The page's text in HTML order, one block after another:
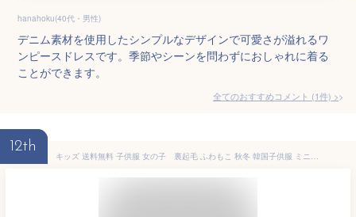
hanahoku(40代・男性)
デニム素材を使用したシンプルなデザインで可愛さが溢れるワ
ンピースドレスです。季節やシーンを問わずにおしゃれに着る
ことができます。
全てのおすすめコメント (1件) >
12th
キッズ 送料無料 子供服 女の子 裏起毛 ふわもこ 秋冬 韓国子供服 ミニワンピース ワンピース 長袖 リボン バックリボン付き フリル ふわふわ ガールズ 女の子 シンプル カジュアル 100 110 120 130